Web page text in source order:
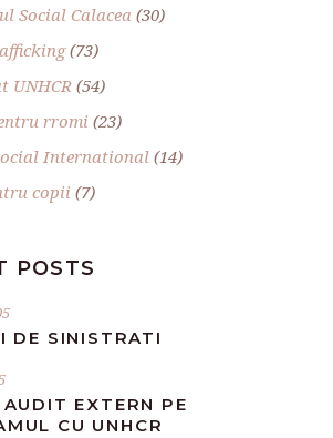
Social Calacea (30)
(73)
UNHCR (54)
rromi (23)
International (14)
copii (7)
POSTS
DE SINISTRATI
EXTERN PE
CU UNHCR